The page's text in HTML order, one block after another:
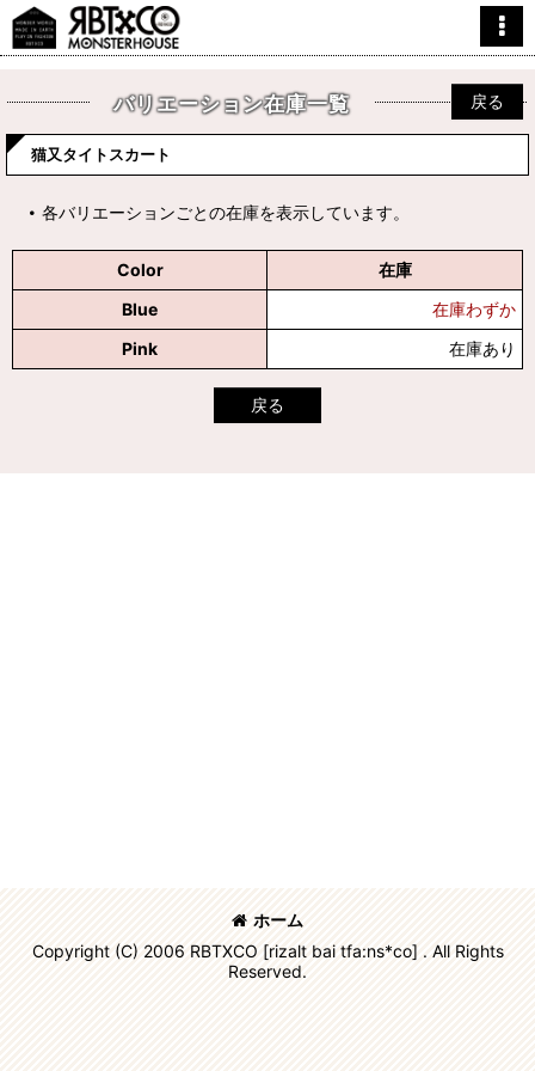
バリエーション在庫一覧 戻る
猫又タイトスカート
各バリエーションごとの在庫を表示しています。
Color
在庫
Blue
在庫わずか
Pink
在庫あり
戻る
ホーム
Copyright (C) 2006 RBTXCO [rizalt bai tfa:ns*co] . All Rights
Reserved.